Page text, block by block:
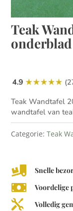
Teak
onderblad
Teak Wandtafel
wandtafel van
Categorie:Teak
 Snelle
 Voordelige
 Volledig